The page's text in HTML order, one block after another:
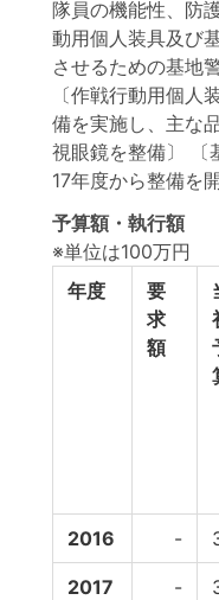
隊員の機能性、防
動用個人装具及び
させるための基地
〔作戦行動用個人
備を実施し、主な
視眼鏡を整備〕 〔
17年度から整備を開
予算額・執行額
※単位は100万円
年度
要
求
額
2016 -
2017 -